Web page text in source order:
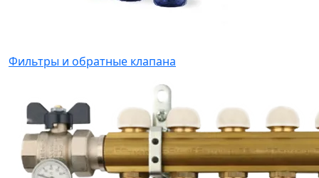
Фильтры и обратные клапана